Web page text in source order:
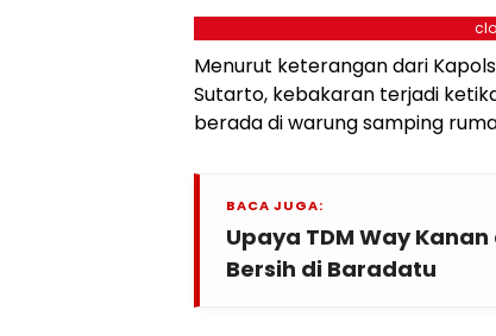
Menurut keterangan dari
Sutarto, kebakaran terjadi
berada di warung samping
BACA JUGA:
Upaya TDM Way
Bersih di Baradatu